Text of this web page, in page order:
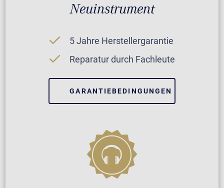
Neuinstrument
5 Jahre Herstellergarantie
Reparatur durch Fachleute
GARANTIEBEDINGUNGEN